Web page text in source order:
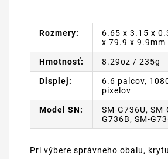
Rozmery:
6.65 x 3.15 x
x 79.9 x 9.9mm
Hmotnosť: 8.29oz / 235g
Displej:
6.6 palcov,
pixelov
Model SN:
SM-G736U,
G736B, SM-
Pri výbere správneho obalu,